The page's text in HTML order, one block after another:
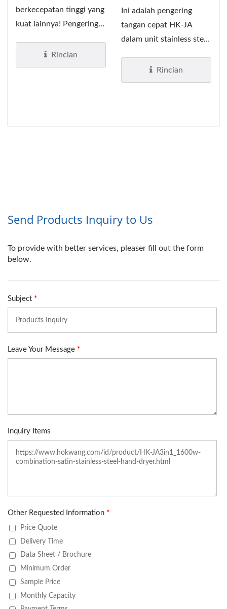
berkecepatan tinggi yang
kuat lainnya! Pengering
memiliki...
Rincian
Ini adalah pengering
tangan cepat HK-JA
dalam unit stainless steel
Rincian